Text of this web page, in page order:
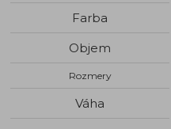
Farba
Objem
Rozmery
Váha